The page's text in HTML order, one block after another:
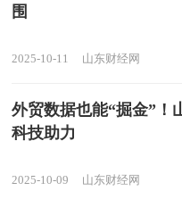
围
2025-10-11 山东财经网
外贸数据也能“掘金”！
科技助力
2025-10-09 山东财经网